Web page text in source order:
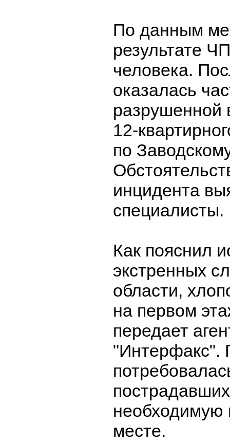
По данным
результате
человека.
оказалась
разрушенной
12-
по
инцидента
специалисты.
Как пояснил
экстренных
области,
на первом
передает
"Интерфакс".
месте.